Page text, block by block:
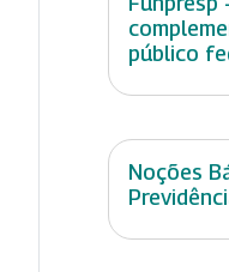
público
Noções